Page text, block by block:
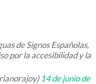
de Signos Españolas,
por la accesibilidad y la
14 de junio de